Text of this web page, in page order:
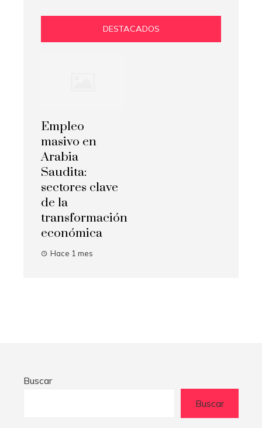
DESTACADOS
Empleo
masivo en
Arabia
Saudita:
sectores clave
de la
transformación
económica
Hace 1 mes
Buscar
Buscar